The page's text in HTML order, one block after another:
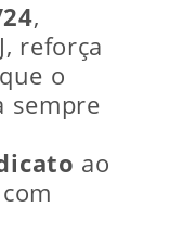
,
reforça
o
sempre
ao